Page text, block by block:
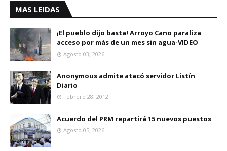
MAS LEIDAS
¡El pueblo dijo basta! Arroyo Cano paraliza
acceso por màs de un mes sin agua-VIDEO
Agosto 03, 2026
Anonymous admite atacó servidor Listín
Diario
Febrero 28, 2012
Acuerdo del PRM repartirá 15 nuevos puestos
Agosto 05, 2026